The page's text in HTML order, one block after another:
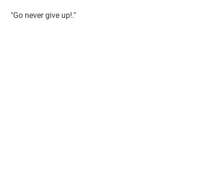
"Go never give up!."